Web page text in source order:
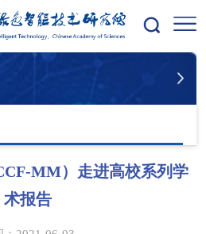
与海报 学术海报
MM）走进高校系列学
术报告